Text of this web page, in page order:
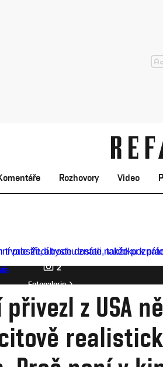
Rozhovory Video
2
Fotogalerie
z USA